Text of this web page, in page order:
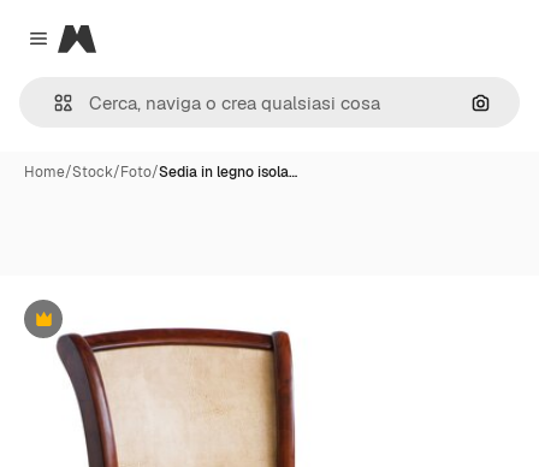
Close menu
Magnific
Cerca
Home/Stock/Foto/Sedia in legno isola…
Premium